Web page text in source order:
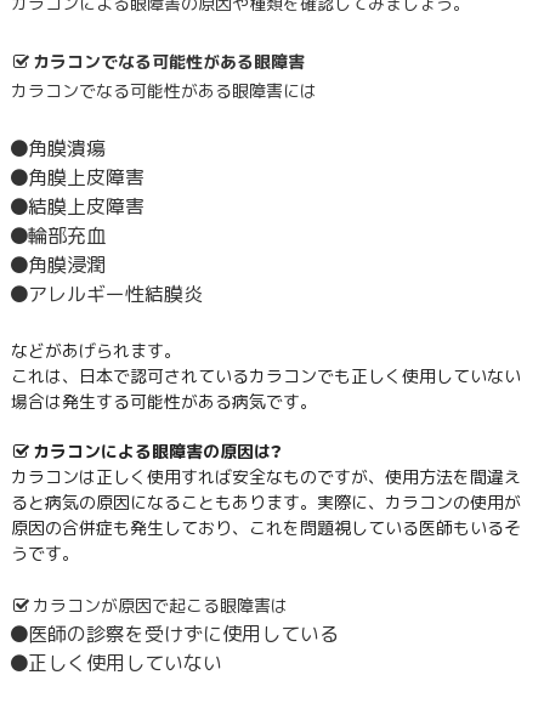
カラコンでなる可能性がある眼障害
カラコンでなる可能性がある眼障害には
角膜潰瘍
角膜上皮障害
結膜上皮障害
輪部充血
角膜浸潤
アレルギー性結膜炎
などがあげられます。
これは、日本で認可されているカラコンでも正しく使用していない
場合は発生する可能性がある病気です。
カラコンによる眼障害の原因は?
カラコンは正しく使用すれば安全なものですが、使用方法を間違え
ると病気の原因になることもあります。実際に、カラコンの使用が
原因の合併症も発生しており、これを問題視している医師もいるそ
うです。
カラコンが原因で起こる眼障害は
医師の診察を受けずに使用している
正しく使用していない